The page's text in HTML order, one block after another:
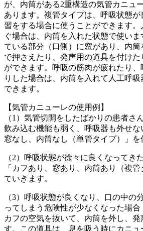
が、内筒がある2重構造の気管カニュ
あります。複管タイプは、呼吸状態
習をする場合に使うことができます
ぐ場合は、内筒を入れた状態で使い
ている部分（口側）に窓があり、内
で押さえたり、発声用の道具を付け
ができます。呼吸の筋肉が疲れたり
りした場合は、内筒を入れて人工呼
できます。
【気管カニューレの使用例】
（1）気管切開をしたばかりの患者さ
飲み込む機能も弱く、呼吸器も外せな
窓なし、内筒なし（単管タイプ）」を
（2）呼吸状態が徐々に良くなってき
「カフあり、窓あり、内筒あり（複
ていきます。
（3）呼吸状態が良くなり、口の中の
ってしまう危険性が少なくなった場合
カフの空気を抜いて、内筒を外し、発
す。この道具は、息を吸う時にカニ